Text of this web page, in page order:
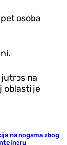
osoba
na
oblasti je
na nogama zbog